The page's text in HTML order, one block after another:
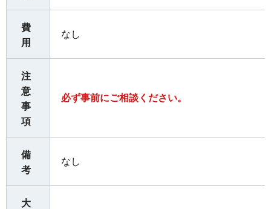
費
用
なし
注
意
事
項
必ず事前にご相談ください。
備
考
なし
大